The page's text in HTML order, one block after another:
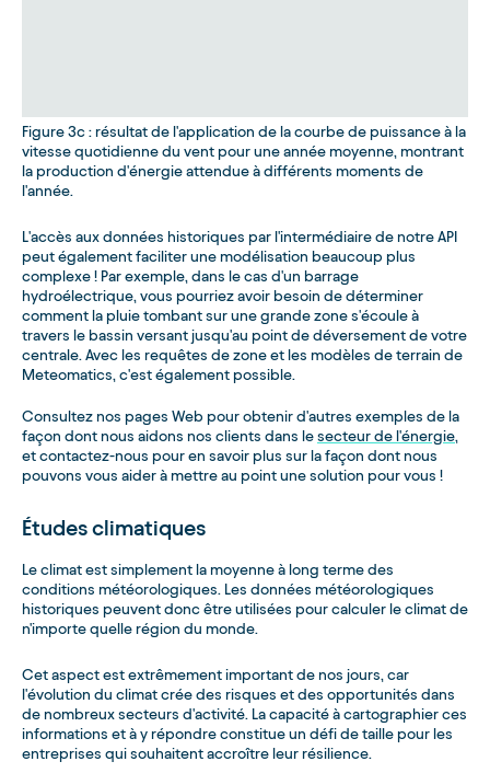
Figure 3c : résultat de l'application de la courbe de puissance à la
vitesse quotidienne du vent pour une année moyenne, montrant
la production d'énergie attendue à différents moments de
l'année.
L'accès aux données historiques par l'intermédiaire de notre API
peut également faciliter une modélisation beaucoup plus
complexe ! Par exemple, dans le cas d'un barrage
hydroélectrique, vous pourriez avoir besoin de déterminer
comment la pluie tombant sur une grande zone s'écoule à
travers le bassin versant jusqu'au point de déversement de votre
centrale. Avec les requêtes de zone et les modèles de terrain de
Meteomatics, c'est également possible.
Consultez nos pages Web pour obtenir d'autres exemples de la
façon dont nous aidons nos clients dans le secteur de l'énergie,
et contactez-nous pour en savoir plus sur la façon dont nous
pouvons vous aider à mettre au point une solution pour vous !
Études climatiques
Le climat est simplement la moyenne à long terme des
conditions météorologiques. Les données météorologiques
historiques peuvent donc être utilisées pour calculer le climat de
n'importe quelle région du monde.
Cet aspect est extrêmement important de nos jours, car
l'évolution du climat crée des risques et des opportunités dans
de nombreux secteurs d'activité. La capacité à cartographier ces
informations et à y répondre constitue un défi de taille pour les
entreprises qui souhaitent accroître leur résilience.